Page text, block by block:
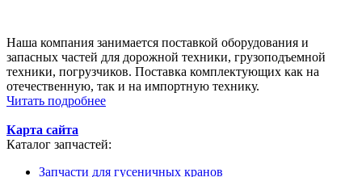
Наша компания занимается поставкой оборудования и
запасных частей для дорожной техники, грузоподъемной
техники, погрузчиков. Поставка комплектующих как на
отечественную, так и на импортную технику.
Читать подробнее
Карта сайта
Каталог запчастей:
Запчасти для гусеничных кранов